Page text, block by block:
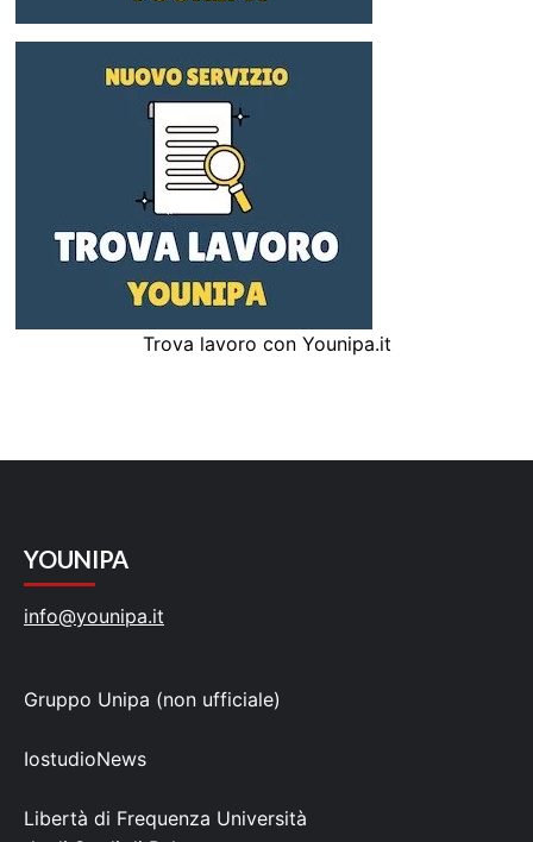
Trova lavoro con Younipa.it
YOUNIPA
info@younipa.it
Gruppo Unipa (non ufficiale)
IostudioNews
Libertà di Frequenza Università